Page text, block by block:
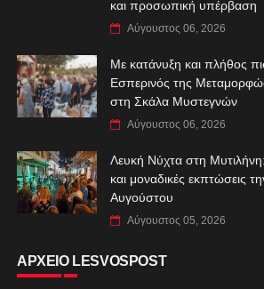
και προσωπική υπέρβαση
Αύγουστος 06, 2026
Με κατάνυξη και πλήθος
Εσπερινός της
στη Σκάλα Μυστεγνών
Αύγουστος 06, 2026
Λευκή Νύχτα στη
και μοναδικές εκπτώσεις
Αυγούστου
Αύγουστος 05, 2026
ΑΡΧΕΙΟ LESVOSPOST